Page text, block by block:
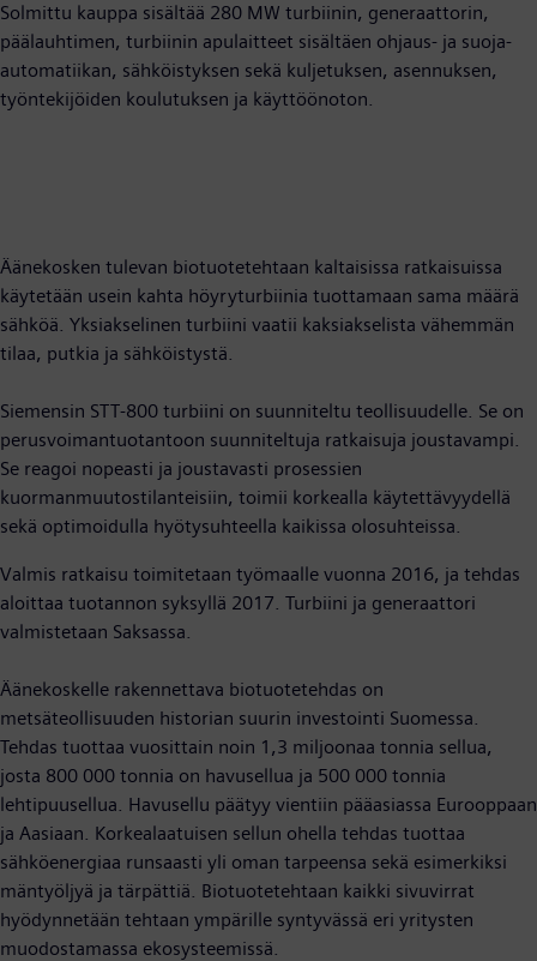
Solmittu kauppa sisältää 280 MW turbiinin, generaattorin,
päälauhtimen, turbiinin apulaitteet sisältäen ohjaus- ja suoja-
automatiikan, sähköistyksen sekä kuljetuksen, asennuksen,
työntekijöiden koulutuksen ja käyttöönoton.
Äänekosken tulevan biotuotetehtaan kaltaisissa ratkaisuissa
käytetään usein kahta höyryturbiinia tuottamaan sama määrä
sähköä. Yksiakselinen turbiini vaatii kaksiakselista vähemmän
tilaa, putkia ja sähköistystä.
Siemensin STT-800 turbiini on suunniteltu teollisuudelle. Se on
perusvoimantuotantoon suunniteltuja ratkaisuja joustavampi.
Se reagoi nopeasti ja joustavasti prosessien
kuormanmuutostilanteisiin, toimii korkealla käytettävyydellä
sekä optimoidulla hyötysuhteella kaikissa olosuhteissa.
Valmis ratkaisu toimitetaan työmaalle vuonna 2016, ja tehdas
aloittaa tuotannon syksyllä 2017. Turbiini ja generaattori
valmistetaan Saksassa.
Äänekoskelle rakennettava biotuotetehdas on
metsäteollisuuden historian suurin investointi Suomessa.
Tehdas tuottaa vuosittain noin 1,3 miljoonaa tonnia sellua,
josta 800 000 tonnia on havusellua ja 500 000 tonnia
lehtipuusellua. Havusellu päätyy vientiin pääasiassa Eurooppaan
ja Aasiaan. Korkealaatuisen sellun ohella tehdas tuottaa
sähköenergiaa runsaasti yli oman tarpeensa sekä esimerkiksi
mäntyöljyä ja tärpättiä. Biotuotetehtaan kaikki sivuvirrat
hyödynnetään tehtaan ympärille syntyvässä eri yritysten
muodostamassa ekosysteemissä.